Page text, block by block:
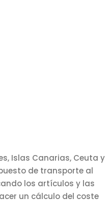
Islas Canarias, Ceuta y
de transporte al
los artículos y las
un cálculo del coste